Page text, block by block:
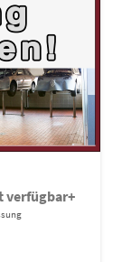
verfügbar+